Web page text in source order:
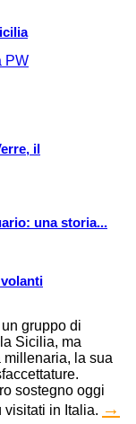
il
una storia...
gruppo di
Sicilia, ma
millenaria, la sua
sostegno oggi
in Italia. →